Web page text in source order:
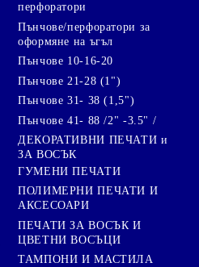
перфоратори
Пънчове/перфоратори за
оформяне на ъгъл
Пънчове 10-16-20
Пънчове 21-28 (1")
Пънчове 31- 38 (1,5")
Пънчове 41- 88 /2" -3.5" /
ДЕКОРАТИВНИ ПЕЧАТИ и
ЗА ВОСЪК
ГУМЕНИ ПЕЧАТИ
ПОЛИМЕРНИ ПЕЧАТИ И
АКСЕСОАРИ
ПЕЧАТИ ЗА ВОСЪК И
ЦВЕТНИ ВОСЪЦИ
ТАМПОНИ И МАСТИЛА